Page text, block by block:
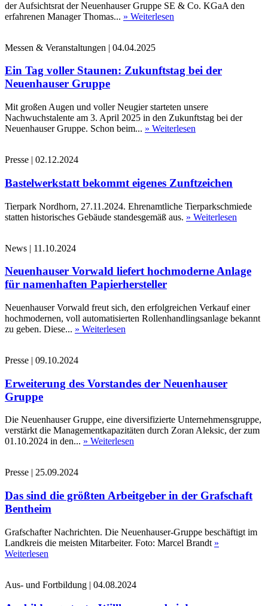
der Aufsichtsrat der Neuenhauser Gruppe SE & Co. KGaA den
erfahrenen Manager Thomas... » Weiterlesen
Messen & Veranstaltungen | 04.04.2025
Ein Tag voller Staunen: Zukunftstag bei der
Neuenhauser Gruppe
Mit großen Augen und voller Neugier starteten unsere
Nachwuchstalente am 3. April 2025 in den Zukunftstag bei der
Neuenhauser Gruppe. Schon beim... » Weiterlesen
Presse | 02.12.2024
Bastelwerkstatt bekommt eigenes Zunftzeichen
Tierpark Nordhorn, 27.11.2024. Ehrenamtliche Tierparkschmiede
statten historisches Gebäude standesgemäß aus. » Weiterlesen
News | 11.10.2024
Neuenhauser Vorwald liefert hochmoderne Anlage
für namenhaften Papierhersteller
Neuenhauser Vorwald freut sich, den erfolgreichen Verkauf einer
hochmodernen, voll automatisierten Rollenhandlingsanlage bekannt
zu geben. Diese... » Weiterlesen
Presse | 09.10.2024
Erweiterung des Vorstandes der Neuenhauser
Gruppe
Die Neuenhauser Gruppe, eine diversifizierte Unternehmensgruppe,
verstärkt die Managementkapazitäten durch Zoran Aleksic, der zum
01.10.2024 in den... » Weiterlesen
Presse | 25.09.2024
Das sind die größten Arbeitgeber in der Grafschaft
Bentheim
Grafschafter Nachrichten. Die Neuenhauser-Gruppe beschäftigt im
Landkreis die meisten Mitarbeiter. Foto: Marcel Brandt »
Weiterlesen
Aus- und Fortbildung | 04.08.2024